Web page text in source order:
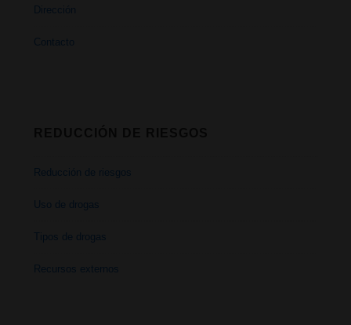
Dirección
Contacto
Reducción de riesgos
Uso de drogas
Tipos de drogas
Recursos externos